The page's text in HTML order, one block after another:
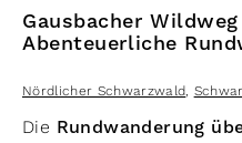
Gausbacher
Abenteuerliche
Nördlicher Schwarzwald
Die Rundwanderung